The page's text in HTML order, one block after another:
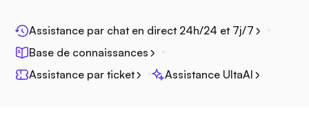
Assistance par chat en direct 24h/24 et 7j/7
Base de connaissances
Assistance par ticket
Assistance UltaAI